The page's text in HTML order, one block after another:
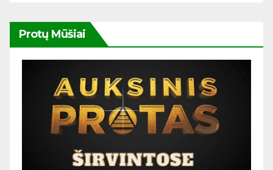
Protų Mūšiai